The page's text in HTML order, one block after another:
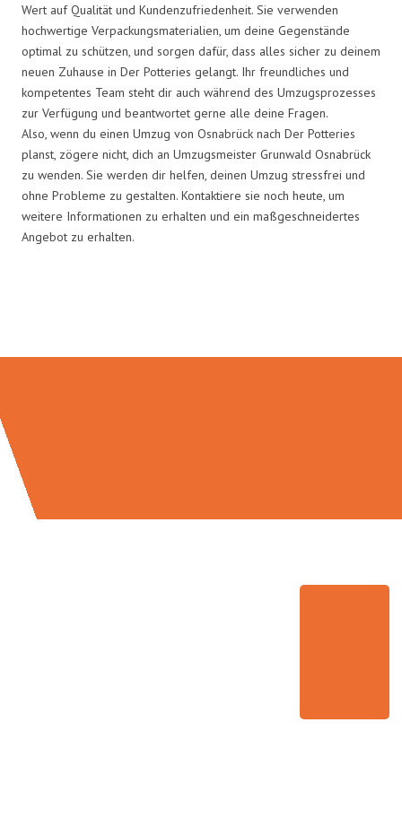
Wert auf Qualität und Kundenzufriedenheit. Sie verwenden
hochwertige Verpackungsmaterialien, um deine Gegenstände
optimal zu schützen, und sorgen dafür, dass alles sicher zu deinem
neuen Zuhause in Der Potteries gelangt. Ihr freundliches und
kompetentes Team steht dir auch während des Umzugsprozesses
zur Verfügung und beantwortet gerne alle deine Fragen.
Also, wenn du einen Umzug von Osnabrück nach Der Potteries
planst, zögere nicht, dich an Umzugsmeister Grunwald Osnabrück
zu wenden. Sie werden dir helfen, deinen Umzug stressfrei und
ohne Probleme zu gestalten. Kontaktiere sie noch heute, um
weitere Informationen zu erhalten und ein maßgeschneidertes
Angebot zu erhalten.